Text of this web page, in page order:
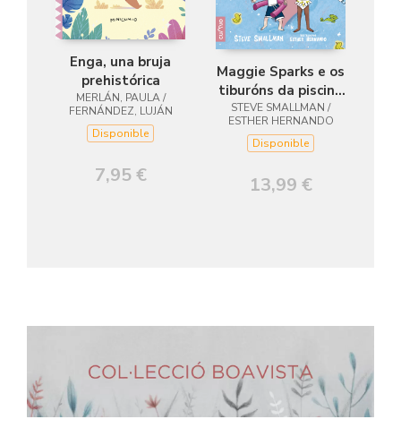
Enga, una bruja
prehistórica
MERLÁN, PAULA /
FERNÁNDEZ, LUJÁN
Disponible
7,95 €
Maggie Sparks e os
tiburóns da piscina
(volume 2)
STEVE SMALLMAN /
ESTHER HERNANDO
Disponible
13,99 €